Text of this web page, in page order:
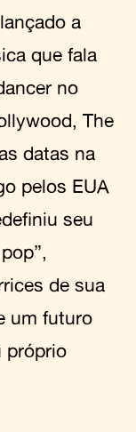
a
que fala
no
The
datas na
pelos EUA
seu
de sua
um futuro
próprio